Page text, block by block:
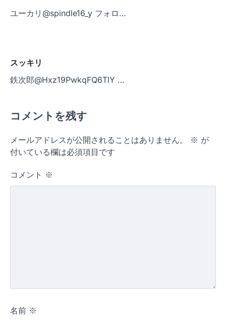
ユーカリ@spindle16_y フォロ…
スッキリ
鉄次郎@Hxz19PwkqFQ6TlY …
コメントを残す
メールアドレスが公開されることはありません。 ※ が
付いている欄は必須項目です
コメント ※
名前 ※